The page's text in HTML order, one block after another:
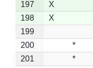
197
X
198
X
199
200
*
201
*